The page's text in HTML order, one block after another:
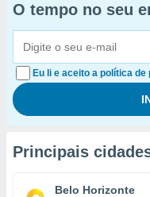
O tempo no seu
Eu li e aceito a política
Principais
Belo Horizonte